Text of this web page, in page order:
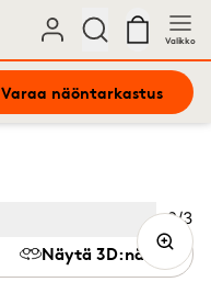
Valikko
Varaa näöntarkastus
Näytä 3D:nä
Kuva
2/3
3